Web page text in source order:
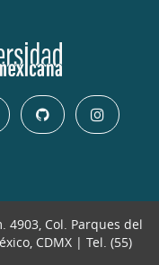
4903, Col. Parques del
CDMX | Tel. (55)